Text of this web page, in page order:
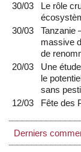
30/03
Le rôle
30/03
Tanzanie
massive
de
20/03
Une
le
sans
12/03
Fête des
Derniers